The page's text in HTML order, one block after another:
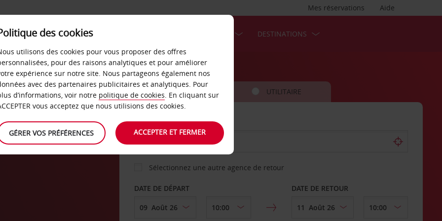
Aide
Mes réservations
LIBRE-SERVICE DESTINATIONS
VOITURE UTILITAIRE
AGENCE DE DÉPART
Sélectionnez une autre agence de retour
DATE DE DÉPART DATE DE RETOUR
des cookies
utilisons des cookies pour vous proposer des offres
pour des raisons analytiques et pour améliorer
expérience sur notre site. Nous partageons également nos
avec des partenaires publicitaires et analytiques. Pour
d’informations, voir notre politique de cookies. En cliquant sur
vous acceptez que nous utilisions des cookies.
GÉRER VOS PRÉFÉRENCES ACCEPTER ET FERMER